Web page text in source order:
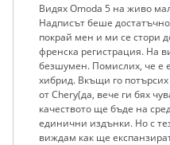
Видях Omoda 5 на живо
Надписът беше
покрай мен и ми се стори
френска регистрация. На
безшумен. Помислих, че е
хибрид. Вкъщи го
от Chery(да, вече ги бях
качеството ще бъде на
единични издънки. Но с
виждам как ще